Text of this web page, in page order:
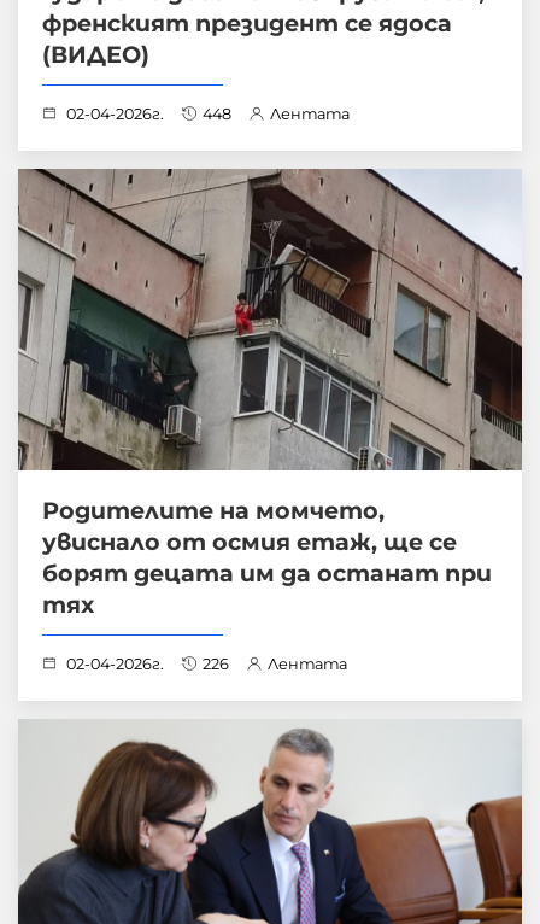
френският президент се ядоса
(ВИДЕО)
02-04-2026г. 448 Лентата
Родителите на момчето,
увиснало от осмия етаж, ще се
борят децата им да останат при
тях
02-04-2026г. 226 Лентата